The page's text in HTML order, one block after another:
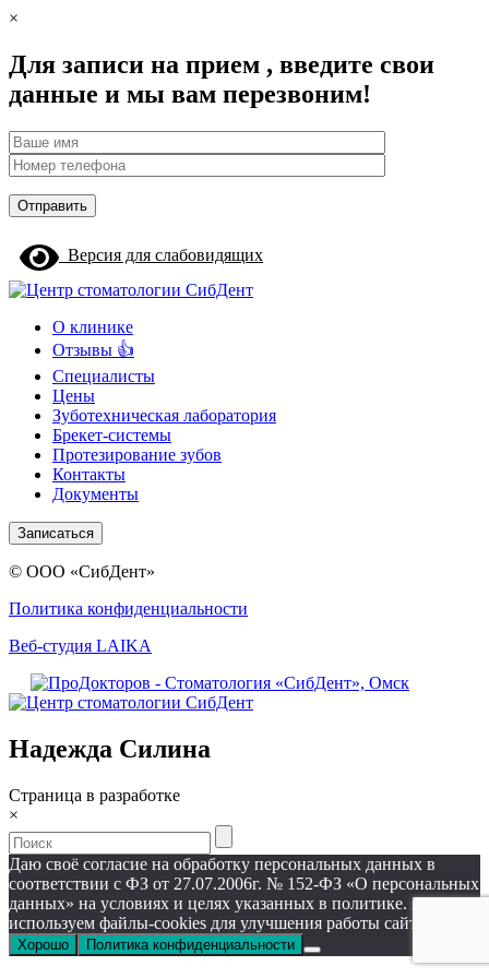
×
Для записи на прием , введите свои
данные и мы вам перезвоним!
Версия для слабовидящих
О клинике
Отзывы 👍
Специалисты
Цены
Зуботехническая лаборатория
Брекет-системы
Протезирование зубов
Контакты
Документы
Записаться
© ООО «СибДент»
Политика конфиденциальности
Веб-студия LAIKA
Надежда Силина
Страница в разработке
×
Даю своё согласие на обработку персональных данных в
соответствии с ФЗ от 27.07.2006г. № 152-ФЗ «О персональных
данных» на условиях и целях указанных в политике. Мы
используем файлы-cookies для улучшения работы сайта.
Хорошо Политика конфиденциальности